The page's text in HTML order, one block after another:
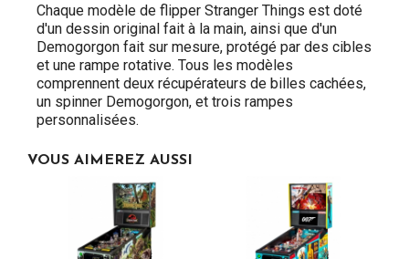
Chaque modèle de flipper Stranger Things est doté
d'un dessin original fait à la main, ainsi que d'un
Demogorgon fait sur mesure, protégé par des cibles
et une rampe rotative. Tous les modèles
comprennent deux récupérateurs de billes cachées,
un spinner Demogorgon, et trois rampes
personnalisées.
VOUS AIMEREZ AUSSI